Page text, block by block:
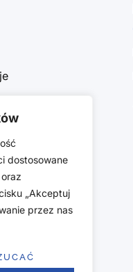
dostosowane
„Akceptuj
przez nas
sklepu